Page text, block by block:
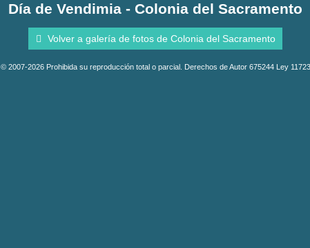
Día de Vendimia - Colonia del Sacramento
Volver a galería de fotos de Colonia del Sacramento
© 2007-2026 Prohibida su reproducción total o parcial. Derechos de Autor 675244 Ley 11723